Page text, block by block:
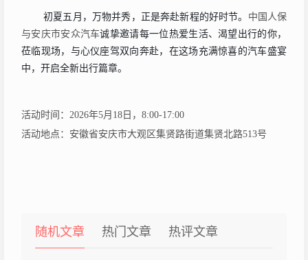
初夏五月，万物并秀，正是奔赴新程的好时节。 中国人保
与安庆市安众汽车诚挚邀请每一位热爱生活、渴望出行的你，
莅临现场，与心仪座驾双向奔赴，在这场充满惊喜的汽车盛宴
中，开启全新出行篇章。
活动时间： 2026年5月 18 日， 8:00-17:00
活动地点：安徽省安庆市大观区集贤路街道集贤北路513号
随机文章 热门文章 热评文章